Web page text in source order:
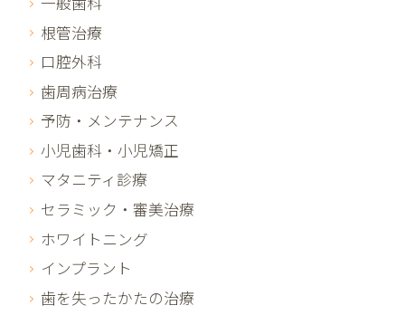
根管治療
口腔外科
歯周病治療
予防・メンテナンス
小児歯科・小児矯正
マタニティ診療
セラミック・審美治療
ホワイトニング
インプラント
歯を失ったかたの治療